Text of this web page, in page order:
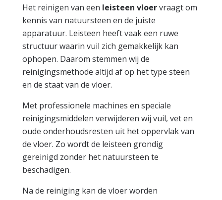
Het reinigen van een leisteen vloervraagt om
kennis van natuursteen en de juiste
apparatuur. Leisteen heeft vaak een ruwe
structuur waarin vuil zich gemakkelijk kan
ophopen. Daarom stemmen wij de
reinigingsmethode altijd af op het type steen
en de staat van de vloer.
Met professionele machines en speciale
reinigingsmiddelen verwijderen wij vuil, vet en
oude onderhoudsresten uit het oppervlak van
de vloer. Zo wordt de leisteen grondig
gereinigd zonder het natuursteen te
beschadigen.
Na de reiniging kan de vloer worden